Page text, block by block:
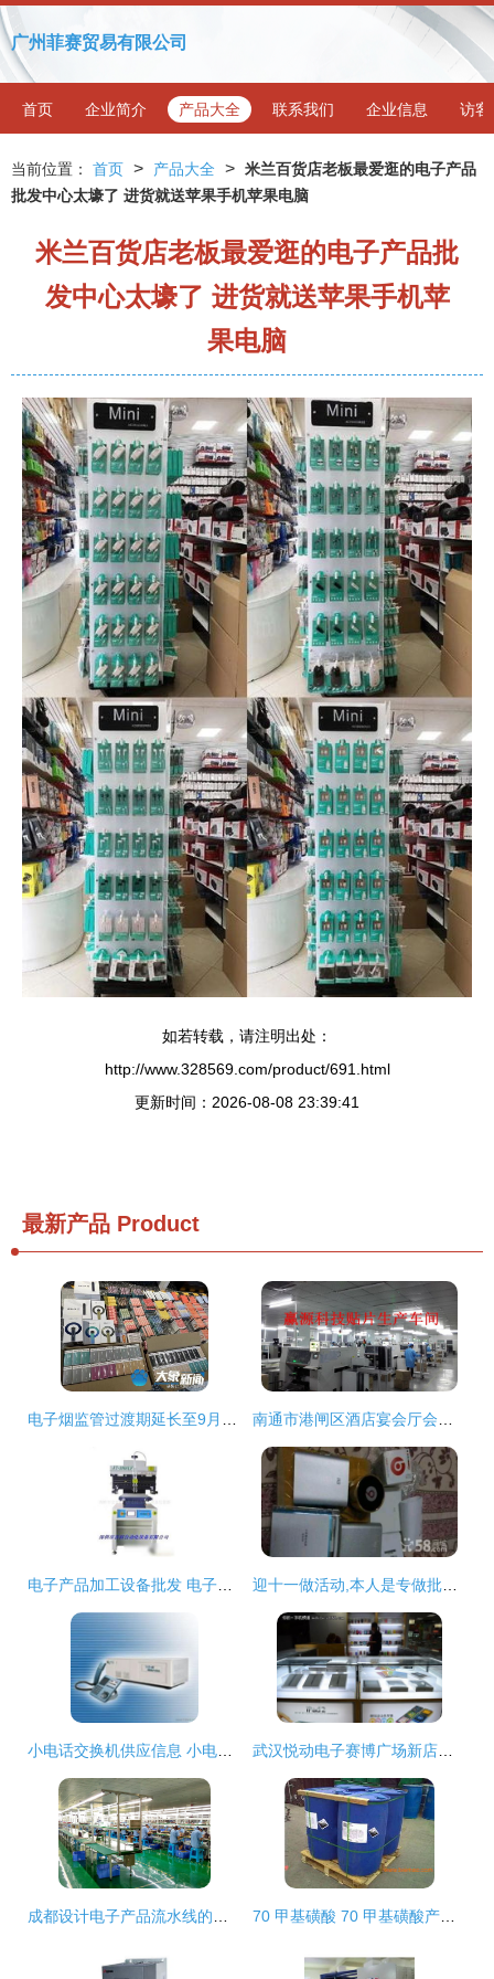
广州菲赛贸易有限公司
首页 企业简介 产品大全 联系我们 企业信息 访客
当前位置： 首页 > 产品大全 > 米兰百货店老板最爱逛的电子产品
批发中心太壕了 进货就送苹果手机苹果电脑
米兰百货店老板最爱逛的电子产品批
发中心太壕了 进货就送苹果手机苹
果电脑
如若转载，请注明出处：
http://www.328569.com/product/691.html
更新时间：2026-08-08 23:39:41
最新产品 Product
电子烟监管过渡期延长至9月底,不 甜 的电子烟还 香 吗 南通市港闸区酒店宴会厅会议室led电子显示屏厂家直销价格批发报价行情
电子产品加工设备批发 电子产品加工设备供应 电子产品加工设备厂家 迎十一做活动,本人是专做批发电子产品的。平时都在贵州工作-淮北相山区数码产品
小电话交换机供应信息 小电话交换机批发 小电话交换机价格 找小电话交换机产品上 武汉悦动电子赛博广场新店五一开业
成都设计电子产品流水线的公司使用户使用无后顾之忧 70 甲基磺酸 70 甲基磺酸产品销售 70 甲基磺酸加工制造批发